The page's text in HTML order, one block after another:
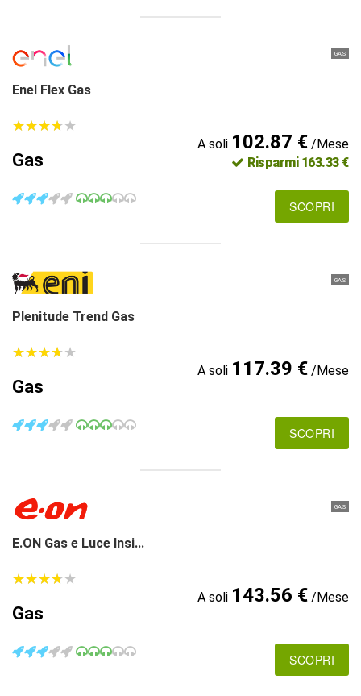
GAS
Enel Flex Gas
★★★★★
★★★★★
Gas
A soli 102.87 €/Mese
Risparmi 163.33 €
SCOPRI
GAS
Plenitude Trend Gas
★★★★★
★★★★★
Gas
A soli 117.39 €/Mese
SCOPRI
GAS
E.ON Gas e Luce Insi...
★★★★★
★★★★★
Gas
A soli 143.56 €/Mese
SCOPRI